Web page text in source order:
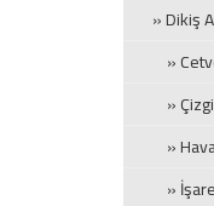
» Dikiş
»
» Çizgi
» Hava
»